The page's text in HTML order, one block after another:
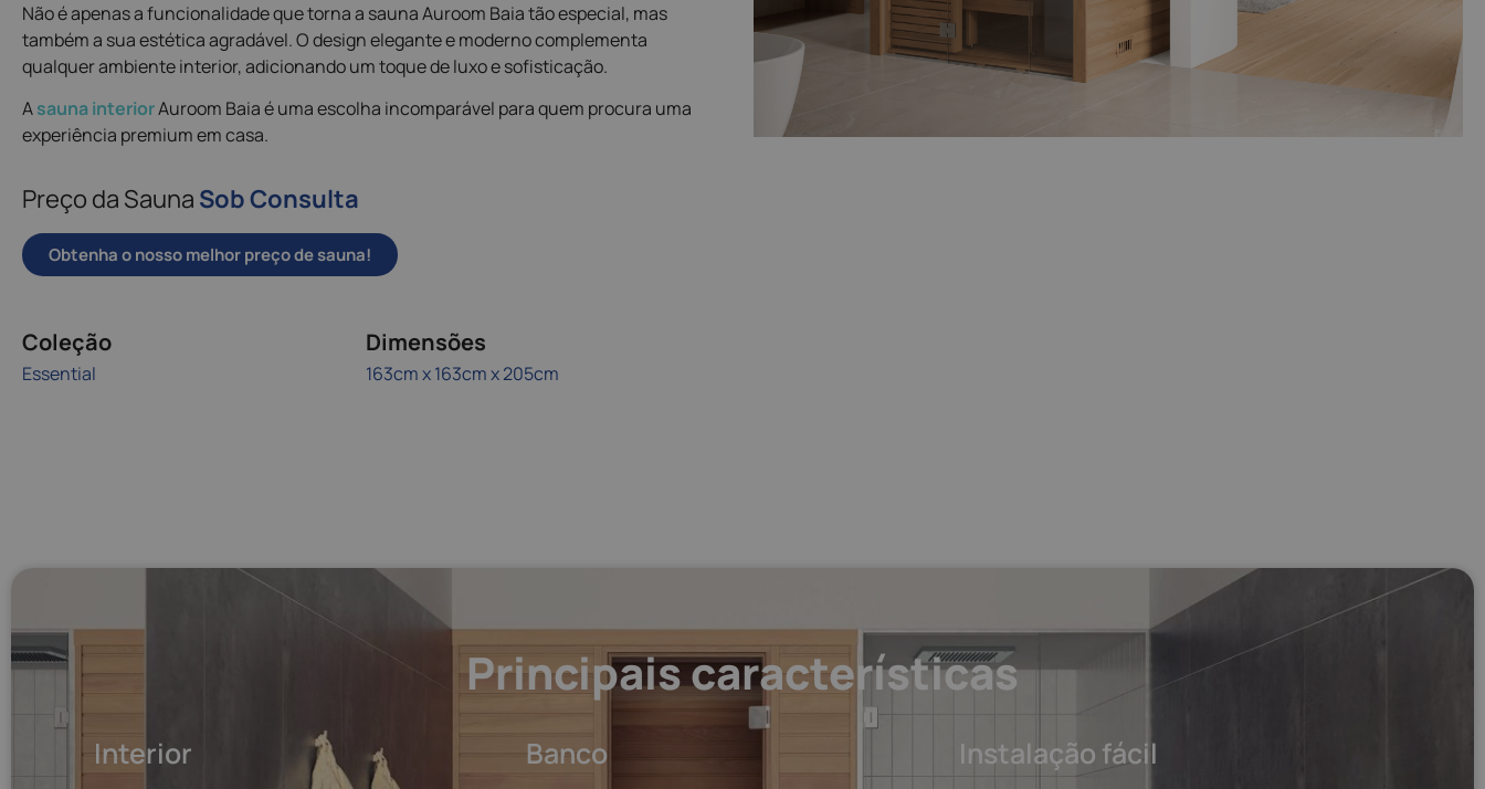
Não é apenas a funcionalidade que torna a sauna Auroom Baia tão especial, mas
também a sua estética agradável. O design elegante e moderno complementa
qualquer ambiente interior, adicionando um toque de luxo e sofisticação.
Asauna interiorAuroom Baia é uma escolha incomparável para quem procura uma
experiência premium em casa.
Preço da Sauna Sob Consulta
Obtenha o nosso melhor preço de sauna!
Coleção
Essential
Dimensões
163cm x 163cm x 205cm
Principais características
Interior Banco Instalação fácil